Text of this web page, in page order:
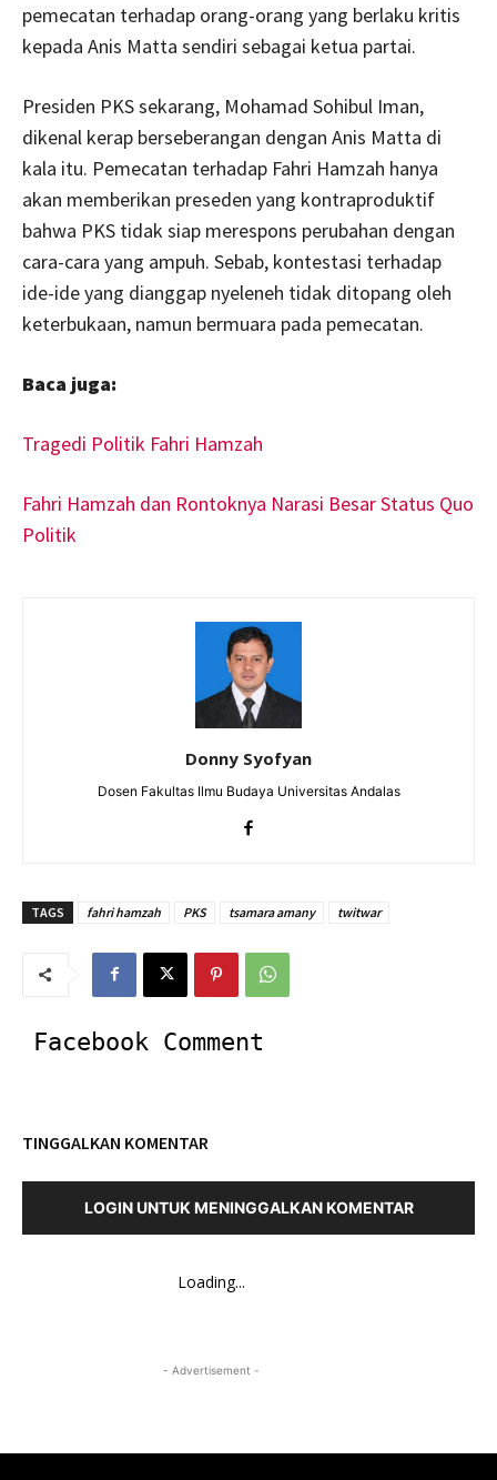
pemecatan terhadap orang-orang yang berlaku kritis
kepada Anis Matta sendiri sebagai ketua partai.
Presiden PKS sekarang, Mohamad Sohibul Iman,
dikenal kerap berseberangan dengan Anis Matta di
kala itu. Pemecatan terhadap Fahri Hamzah hanya
akan memberikan preseden yang kontraproduktif
bahwa PKS tidak siap merespons perubahan dengan
cara-cara yang ampuh. Sebab, kontestasi terhadap
ide-ide yang dianggap nyeleneh tidak ditopang oleh
keterbukaan, namun bermuara pada pemecatan.
Baca juga:
Tragedi Politik Fahri Hamzah
Fahri Hamzah dan Rontoknya Narasi Besar Status Quo
Politik
Donny Syofyan
Dosen Fakultas Ilmu Budaya Universitas Andalas
TAGS fahri hamzah PKS tsamara amany twitwar
Facebook Comment
TINGGALKAN KOMENTAR
LOGIN UNTUK MENINGGALKAN KOMENTAR
Loading...
- Advertisement -